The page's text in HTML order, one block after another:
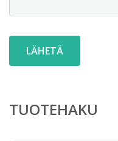
TUOTEHAKU